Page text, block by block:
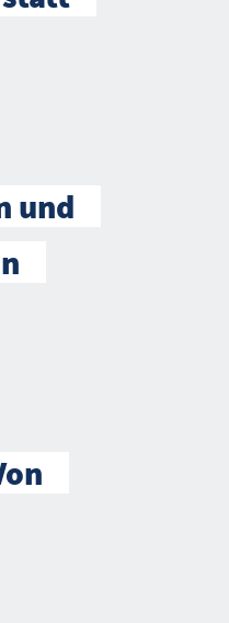
und